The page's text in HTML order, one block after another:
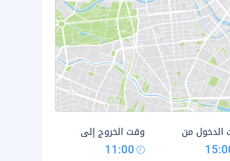
الدخول من وقت الخروج إلى
11:00